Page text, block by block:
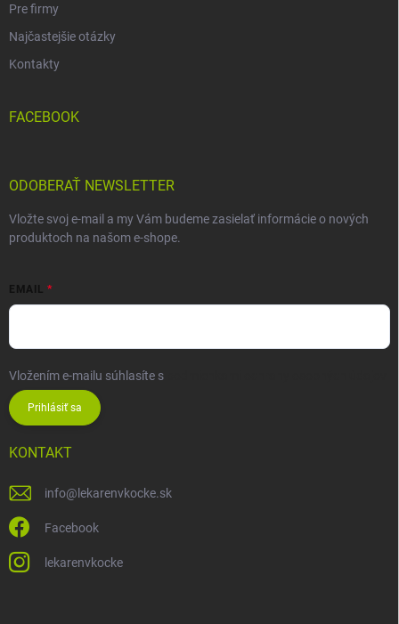
Pre firmy
Najčastejšie otázky
Kontakty
FACEBOOK
ODOBERAŤ NEWSLETTER
Vložte svoj e-mail a my Vám budeme zasielať informácie o nových
produktoch na našom e-shope.
EMAIL
Vložením e-mailu súhlasíte s
Prihlásiť sa
KONTAKT
info@lekarenvkocke.sk
Facebook
lekarenvkocke